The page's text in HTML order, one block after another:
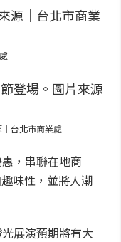
台北市商業處
，串聯在地商
味性，並將人潮
展演預期將有大